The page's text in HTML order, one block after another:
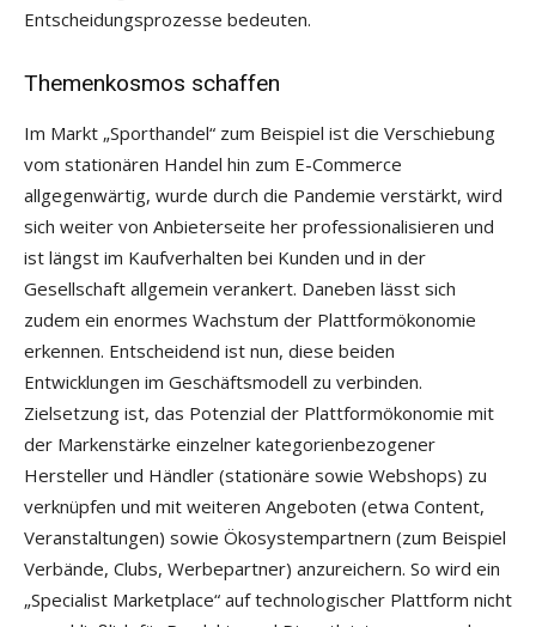
Entscheidungsprozesse bedeuten.
Themenkosmos schaffen
Im Markt „Sporthandel“ zum Beispiel ist die Verschiebung
vom stationären Handel hin zum E-Commerce
allgegenwärtig, wurde durch die Pandemie verstärkt, wird
sich weiter von Anbieterseite her professionalisieren und
ist längst im Kaufverhalten bei Kunden und in der
Gesellschaft allgemein verankert. Daneben lässt sich
zudem ein enormes Wachstum der Plattformökonomie
erkennen. Entscheidend ist nun, diese beiden
Entwicklungen im Geschäftsmodell zu verbinden.
Zielsetzung ist, das Potenzial der Plattformökonomie mit
der Markenstärke einzelner kategorienbezogener
Hersteller und Händler (stationäre sowie Webshops) zu
verknüpfen und mit weiteren Angeboten (etwa Content,
Veranstaltungen) sowie Ökosystempartnern (zum Beispiel
Verbände, Clubs, Werbepartner) anzureichern. So wird ein
„Specialist Marketplace“ auf technologischer Plattform nicht